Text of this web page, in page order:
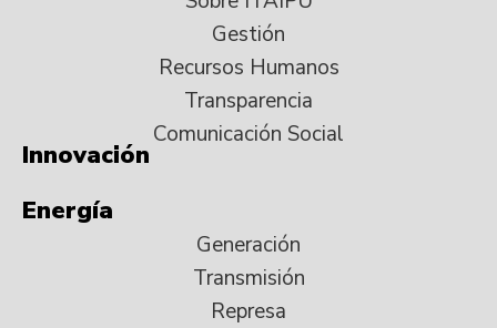
Gestión
Recursos Humanos
Transparencia
Comunicación Social
Innovación
Energía
Generación
Transmisión
Represa